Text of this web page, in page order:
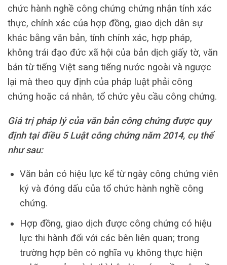
chức hành nghề công chứng chứng nhận tính xác
thực, chính xác của hợp đồng, giao dịch dân sự
khác bằng văn bản, tính chính xác, hợp pháp,
không trái đạo đức xã hội của bản dịch giấy tờ, văn
bản từ tiếng Việt sang tiếng nước ngoài và ngược
lại mà theo quy định của pháp luật phải công
chứng hoặc cá nhân, tổ chức yêu cầu công chứng.
Giá trị pháp lý của văn bản công chứng được quy
định tại điều 5 Luật công chứng năm 2014, cụ thể
như sau:
Văn bản có hiệu lực kể từ ngày công chứng viên
ký và đóng dấu của tổ chức hành nghề công
chứng.
Hợp đồng, giao dịch được công chứng có hiệu
lực thi hành đối với các bên liên quan; trong
trường hợp bên có nghĩa vụ không thực hiện